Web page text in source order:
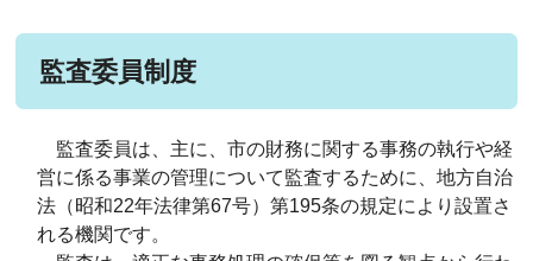
監査委員制度
監査委員は、主に、市の財務に関する事務の執行や経
営に係る事業の管理について監査するために、地方自治
法（昭和22年法律第67号）第195条の規定により設置さ
れる機関です。